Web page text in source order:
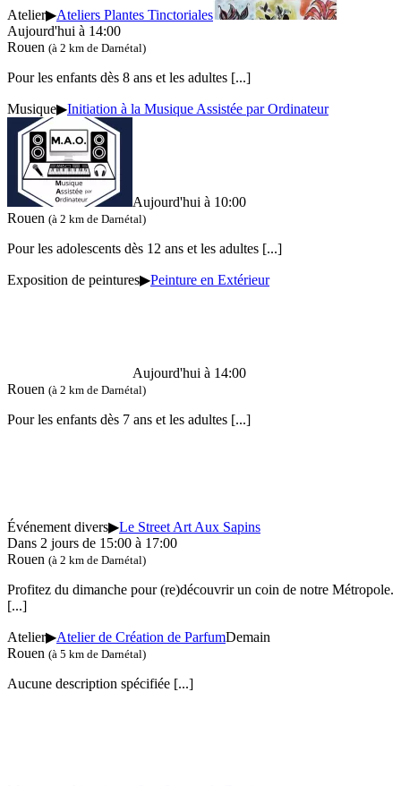
Atelier▶Ateliers Plantes Tinctoriales
Aujourd'hui à 14:00
Rouen (à 2 km de Darnétal)
Pour les enfants dès 8 ans et les adultes [...]
Musique▶Initiation à la Musique Assistée par Ordinateur
Aujourd'hui à 10:00
Rouen (à 2 km de Darnétal)
Pour les adolescents dès 12 ans et les adultes [...]
Exposition de peintures▶Peinture en Extérieur
Aujourd'hui à 14:00
Rouen (à 2 km de Darnétal)
Pour les enfants dès 7 ans et les adultes [...]
Événement divers▶Le Street Art Aux Sapins
Dans 2 jours de 15:00 à 17:00
Rouen (à 2 km de Darnétal)
Profitez du dimanche pour (re)découvrir un coin de notre Métropole.
[...]
Atelier▶Atelier de Création de ParfumDemain
Rouen (à 5 km de Darnétal)
Aucune description spécifiée [...]